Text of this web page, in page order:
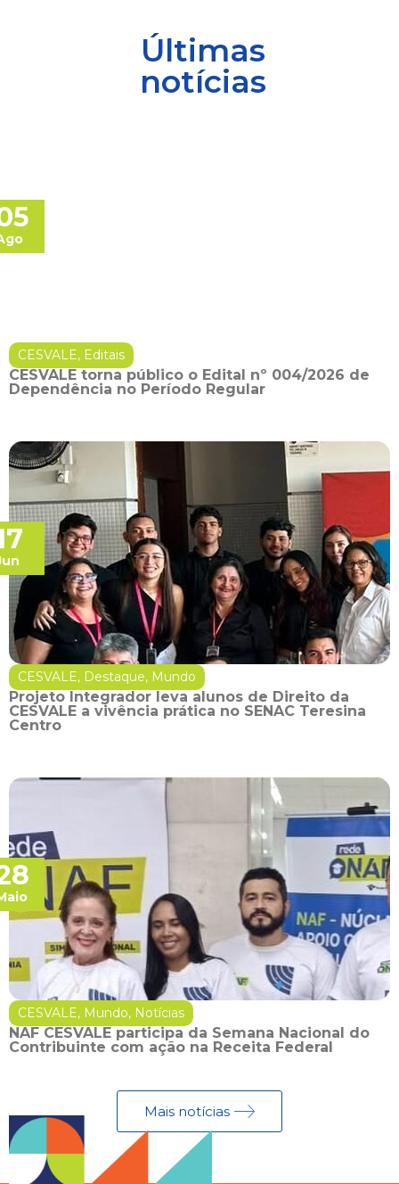
Últimas
notícias
CESVALE, Editais
CESVALE torna público o Edital nº 004/2026 de
Dependência no Período Regular
CESVALE, Destaque, Mundo
Projeto Integrador leva alunos de Direito da
CESVALE a vivência prática no SENAC Teresina
Centro
CESVALE, Mundo, Notícias
NAF CESVALE participa da Semana Nacional do
Contribuinte com ação na Receita Federal
Mais notícias